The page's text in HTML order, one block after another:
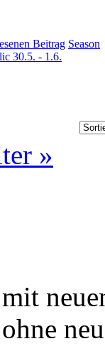
Season
30.5. - 1.6.
»